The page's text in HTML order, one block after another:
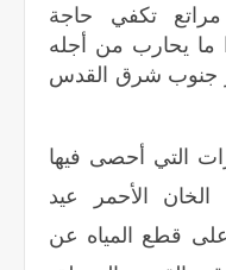
تكفي حاجة
ما يحارب من أجله
جنوب شرق القدس
التي أحصى فيها
الأحمر عيد
على قطع المياه عن